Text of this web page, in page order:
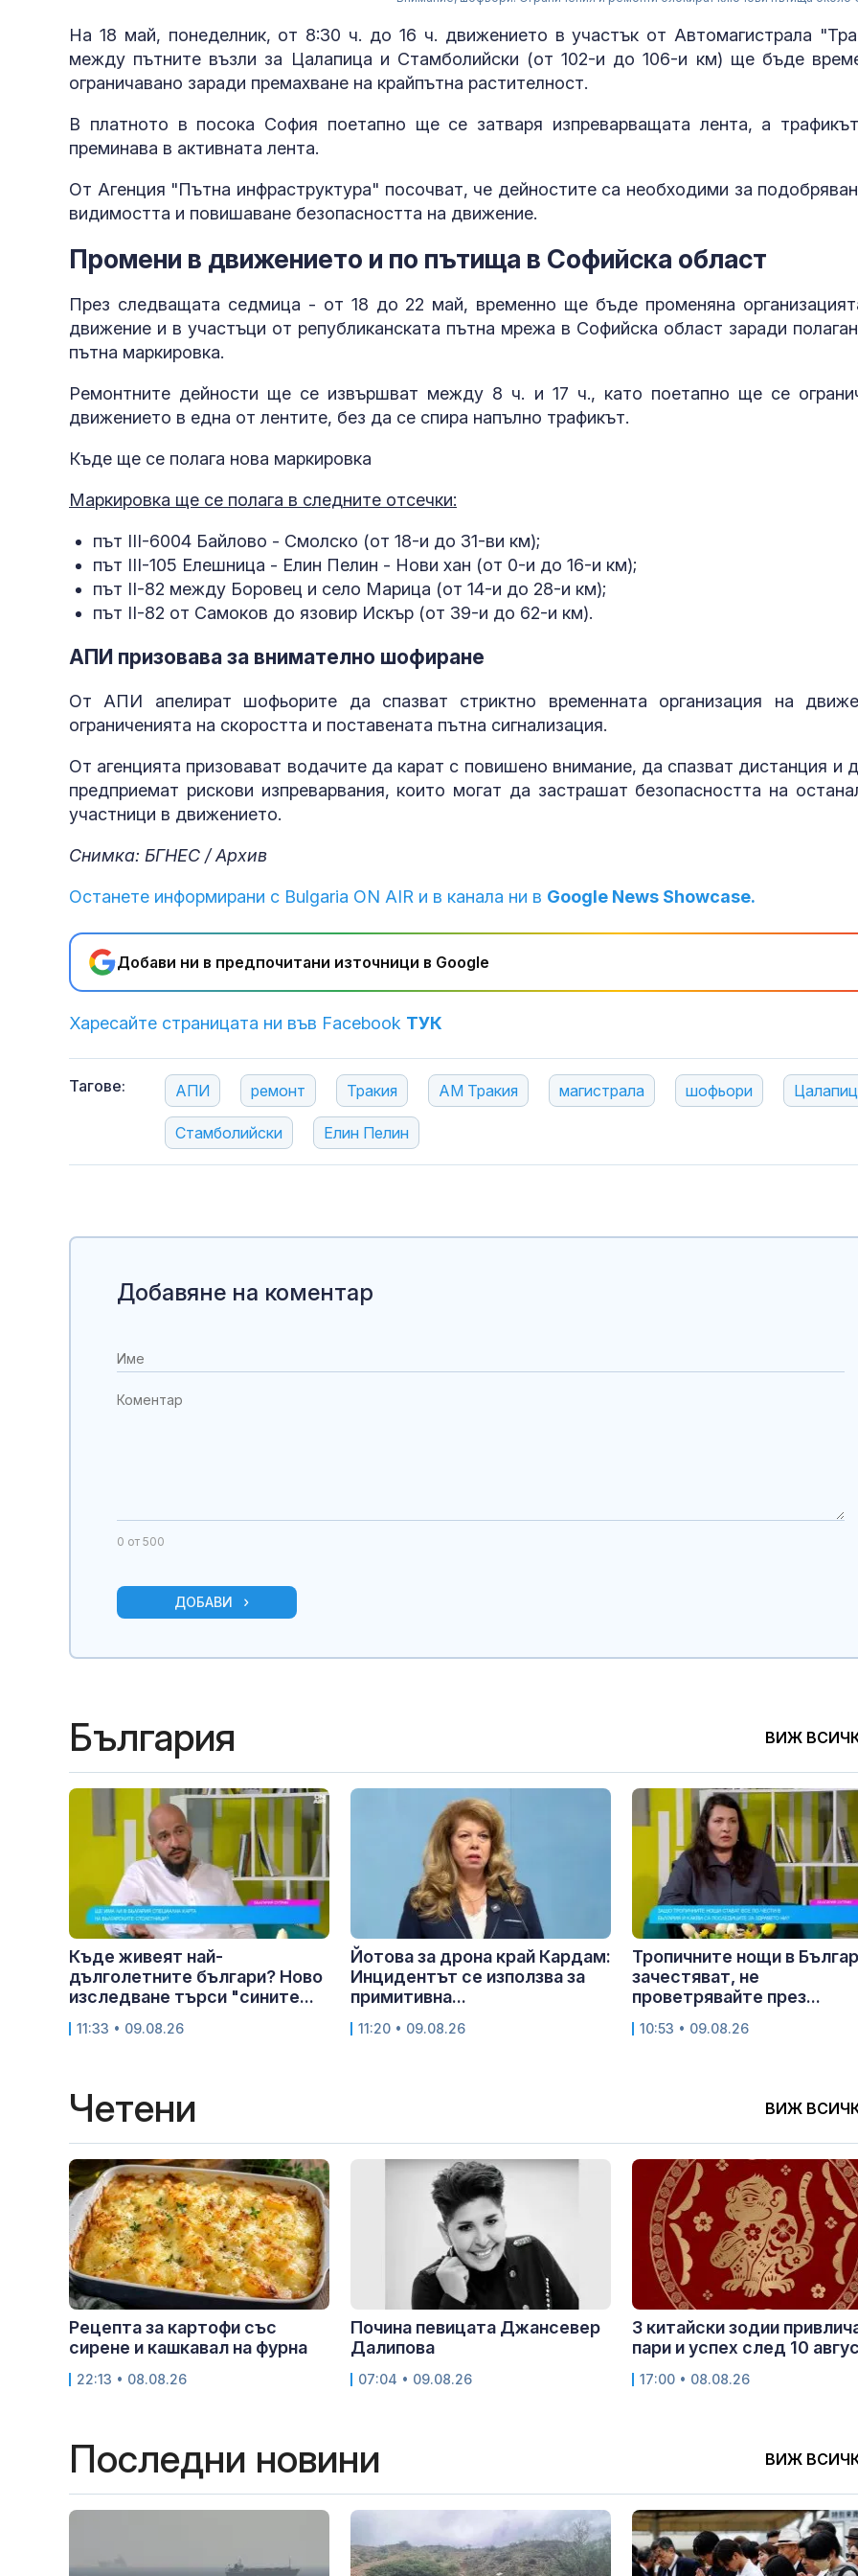
На 18 май, понеделник, от 8:30 ч. до 16 ч. движението в участък от Автомагистрала
между пътните възли за Цалапица и Стамболийски (от 102-и до 106-и км) ще бъде
ограничавано заради премахване на крайпътна растителност.
В платното в посока София поетапно ще се затваря изпреварващата лента, а
преминава в активната лента.
От Агенция "Пътна инфраструктура" посочват, че дейностите са необходими за
видимостта и повишаване безопасността на движение.
Промени в движението и по пътища в Софийска област
През следващата седмица - от 18 до 22 май, временно ще бъде променяна
движение и в участъци от републиканската пътна мрежа в Софийска област заради
пътна маркировка.
Ремонтните дейности ще се извършват между 8 ч. и 17 ч., като поетапно ще се
движението в една от лентите, без да се спира напълно трафикът.
Къде ще се полага нова маркировка
Маркировка ще се полага в следните отсечки:
път III-6004 Байлово - Смолско (от 18-и до 31-ви км);
път III-105 Елешница - Елин Пелин - Нови хан (от 0-и до 16-и км);
път II-82 между Боровец и село Марица (от 14-и до 28-и км);
път II-82 от Самоков до язовир Искър (от 39-и до 62-и км).
АПИ призовава за внимателно шофиране
От АПИ апелират шофьорите да спазват стриктно временната организация на
ограниченията на скоростта и поставената пътна сигнализация.
От агенцията призовават водачите да карат с повишено внимание, да спазват дистанция и
предприемат рискови изпреварвания, които могат да застрашат безопасността на
участници в движението.
Снимка: БГНЕС / Архив
Останете информирани с Bulgaria ON AIR и в канала ни в Google News Showcase.
Добави ни в предпочитани източници в Google
Харесайте страницата ни във Facebook ТУК
Тагове: АПИ ремонт Тракия АМ Тракия магистрала шофьори
Стамболийски Елин Пелин
прокурор
Джансевер
Добавяне на коментар
0 от 500
ДОБАВИ
България ВИЖ
Къде живеят най-
дълголетните българи? Ново
изследване търси "сините...
11:33 • 09.08.26
Йотова за дрона край Кардам:
Инцидентът се използва за
примитивна...
11:20 • 09.08.26
Тропичните нощи в
зачестяват, не
проветрявайте през...
10:53 • 09.08.26
Четени ВИЖ
Рецепта за картофи със
сирене и кашкавал на фурна
22:13 • 08.08.26
Почина певицата Джансевер
Далипова
07:04 • 09.08.26
3 китайски зодии
пари и успех след 10
17:00 • 08.08.26
Последни новини ВИЖ